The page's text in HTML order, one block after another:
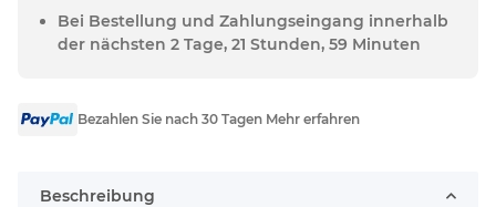
Bei Bestellung und Zahlungseingang innerhalb
der nächsten 2 Tage, 21 Stunden, 59 Minuten
Bezahlen Sie nach 30 Tagen Mehr erfahren
Beschreibung